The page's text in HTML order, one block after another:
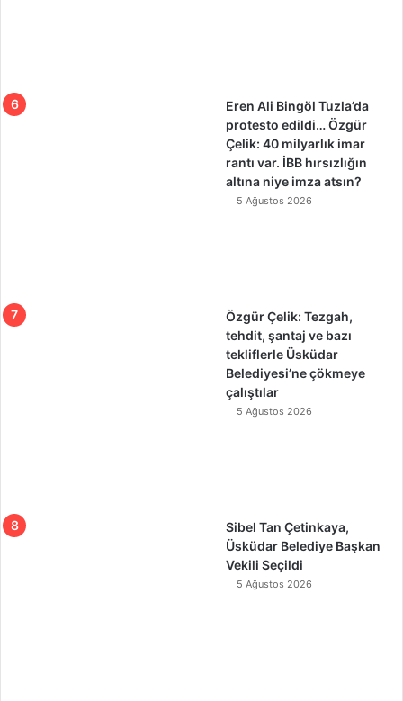
Eren Ali Bingöl Tuzla’da
protesto edildi… Özgür
Çelik: 40 milyarlık imar
rantı var. İBB hırsızlığın
altına niye imza atsın?
5 Ağustos 2026
Özgür Çelik: Tezgah,
tehdit, şantaj ve bazı
tekliflerle Üsküdar
Belediyesi’ne çökmeye
çalıştılar
5 Ağustos 2026
Sibel Tan Çetinkaya,
Üsküdar Belediye Başkan
Vekili Seçildi
5 Ağustos 2026